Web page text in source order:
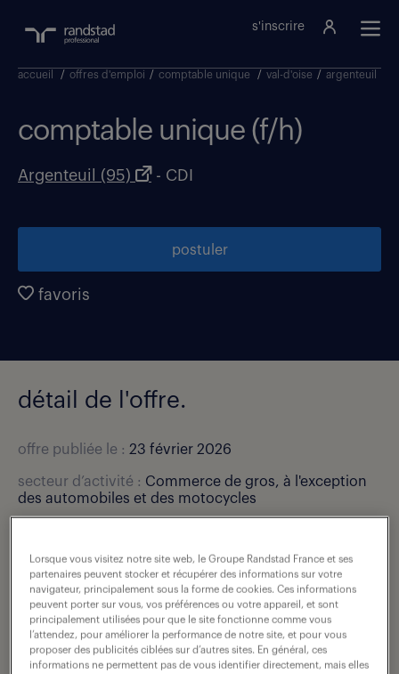
s'inscrire
accueil / offres d'emploi / comptable unique / val-d'oise / argenteuil
comptable unique (f/h)
Argenteuil (95) - CDI
postuler
favoris
détail de l'offre.
offre publiée le : 23 février 2026
secteur d’activité : Commerce de gros, à l'exception
des automobiles et des motocycles
localisation :Argenteuil (95)
type de contrat :cdi
expérience : 10 année(s)
référence de l'offre :307-O30-R000701_02R
Lorsque vous visitez notre site web, le Groupe Randstad France et ses
partenaires peuvent stocker et récupérer des informations sur votre
navigateur, principalement sous la forme de cookies. Ces informations
peuvent porter sur vous, vos préférences ou votre appareil, et sont
principalement utilisées pour que le site fonctionne comme vous
l’attendez, pour améliorer la performance de notre site, et pour vous
proposer des publicités ciblées sur d’autres sites. En général, ces
informations ne permettent pas de vous identifier directement, mais elles